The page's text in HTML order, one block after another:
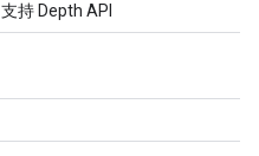
支持 Depth API